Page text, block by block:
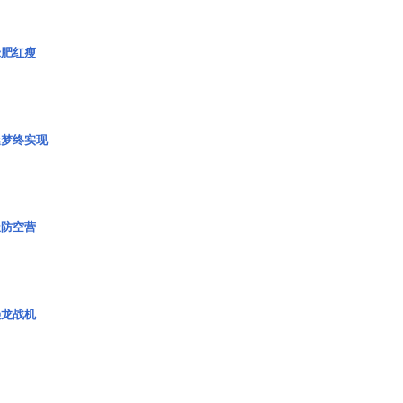
红瘦
终实现
空营
战机